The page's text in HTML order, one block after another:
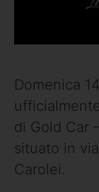
Domenica
di Gold Car
situato in
Carolei.